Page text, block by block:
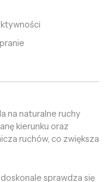
na naturalne ruchy
kierunku oraz
ruchów, co zwiększa
sprawdza się